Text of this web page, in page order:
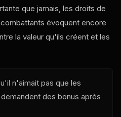
que jamais, les droits de
évoquent encore
la valeur qu'ils créent et les
n'aimait pas que les
des bonus après